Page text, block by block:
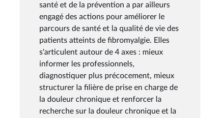
santé et de la prévention a par ailleurs
engagé des actions pour améliorer le
parcours de santé et la qualité de vie des
patients atteints de fibromyalgie. Elles
s'articulent autour de 4 axes : mieux
informer les professionnels,
diagnostiquer plus précocement, mieux
structurer la filière de prise en charge de
la douleur chronique et renforcer la
recherche sur la douleur chronique et la